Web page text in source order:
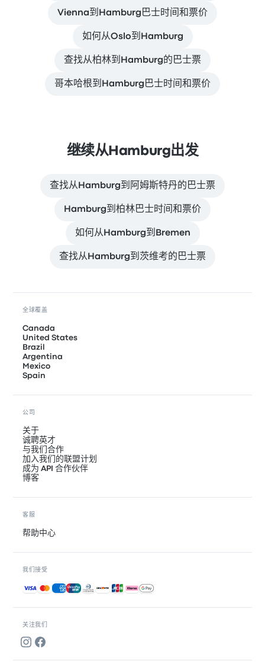
Vienna到Hamburg巴士时间和票价
如何从Oslo到Hamburg
查找从柏林到Hamburg的巴士票
哥本哈根到Hamburg巴士时间和票价
继续从Hamburg出发
查找从Hamburg到阿姆斯特丹的巴士票
Hamburg到柏林巴士时间和票价
如何从Hamburg到Bremen
查找从Hamburg到茨维考的巴士票
关注我们
全球覆盖
Canada
United States
Brazil
Argentina
Mexico
Spain
公司
关于
诚聘英才
与我们合作
加入我们的联盟计划
成为 API 合作伙伴
博客
客服
帮助中心
我们接受
接受的付款方式